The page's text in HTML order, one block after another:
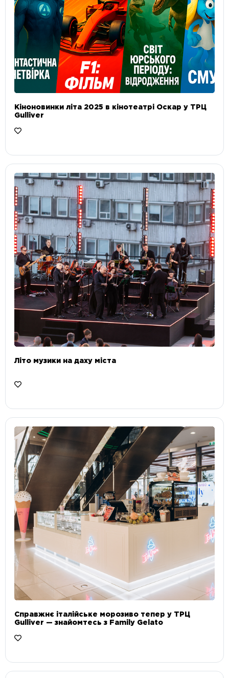
Кіноновинки літа 2025 в кінотеатрі Оскар у ТРЦ
Gulliver
Літо музики на даху міста
Справжнє італійське морозиво тепер у ТРЦ
Gulliver — знайомтесь з Family Gelato